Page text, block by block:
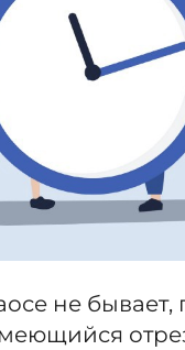
не бывает,